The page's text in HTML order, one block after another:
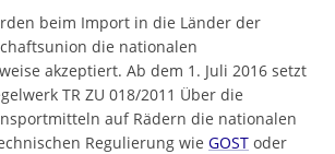
beim Import in die Länder der
die nationalen
akzeptiert. Ab dem 1. Juli 2016 setzt
TR ZU 018/2011 Über die
auf Rädern die nationalen
Regulierung wie GOST oder